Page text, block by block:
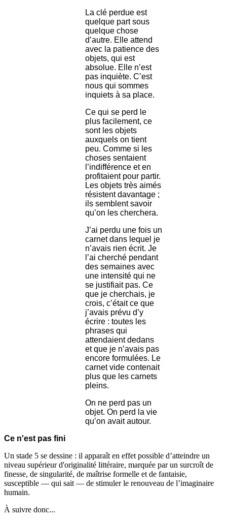
La clé perdue est
quelque part sous
quelque chose
d’autre. Elle attend
avec la patience des
objets, qui est
absolue. Elle n’est
pas inquiète. C’est
nous qui sommes
inquiets à sa place.
Ce qui se perd le
plus facilement, ce
sont les objets
auxquels on tient
peu. Comme si les
choses sentaient
l’indifférence et en
profitaient pour partir.
Les objets très aimés
résistent davantage ;
ils semblent savoir
qu’on les cherchera.
J’ai perdu une fois un
carnet dans lequel je
n’avais rien écrit. Je
l’ai cherché pendant
des semaines avec
une intensité qui ne
se justifiait pas. Ce
que je cherchais, je
crois, c’était ce que
j’avais prévu d’y
écrire : toutes les
phrases qui
attendaient dedans
et que je n’avais pas
encore formulées. Le
carnet vide contenait
plus que les carnets
pleins.
On ne perd pas un
objet. On perd la vie
qu’on avait autour.
Ce n'est pas fini
Un stade 5 se dessine : il apparaît en effet possible d’atteindre un
niveau supérieur d'originalité littéraire, marquée par un surcroît de
finesse, de singularité, de maîtrise formelle et de fantaisie,
susceptible — qui sait — de stimuler le renouveau de l’imaginaire
humain.
À suivre donc...